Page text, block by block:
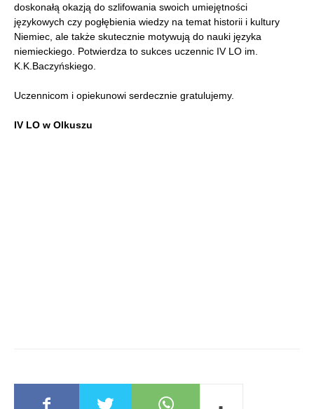
doskonałą okazją do szlifowania swoich umiejętności
językowych czy pogłębienia wiedzy na temat historii i kultury
Niemiec, ale także skutecznie motywują do nauki języka
niemieckiego. Potwierdza to sukces uczennic IV LO im.
K.K.Baczyńskiego.
Uczennicom i opiekunowi serdecznie gratulujemy.
IV LO w Olkuszu